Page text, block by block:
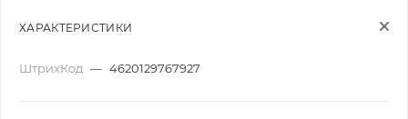
ХАРАКТЕРИСТИКИ
ШтрихКод — 4620129767927